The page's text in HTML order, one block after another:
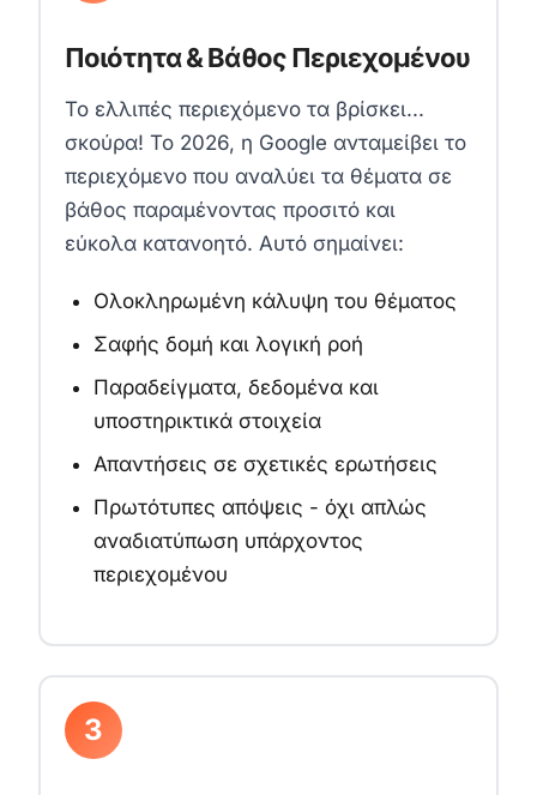
Ποιότητα & Βάθος Περιεχομένου
Το ελλιπές περιεχόμενο τα βρίσκει...
σκούρα! Το 2026, η Google ανταμείβει το
περιεχόμενο που αναλύει τα θέματα σε
βάθος παραμένοντας προσιτό και
εύκολα κατανοητό. Αυτό σημαίνει:
Ολοκληρωμένη κάλυψη του θέματος
Σαφής δομή και λογική ροή
Παραδείγματα, δεδομένα και
υποστηρικτικά στοιχεία
Απαντήσεις σε σχετικές ερωτήσεις
Πρωτότυπες απόψεις - όχι απλώς
αναδιατύπωση υπάρχοντος
περιεχομένου
3